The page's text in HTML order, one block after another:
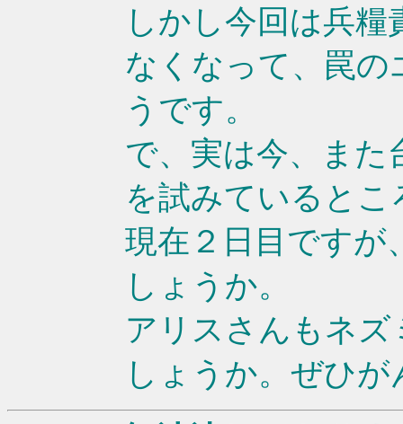
しかし今回は兵
なくなって、罠
うです。
で、実は今、また
を試みているとこ
現在２日目ですが
しょうか。
アリスさんもネ
しょうか。ぜひ